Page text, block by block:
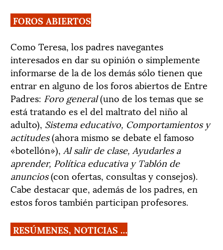
FOROS ABIERTOS
Como Teresa, los padres navegantes
interesados en dar su opinión o simplemente
informarse de la de los demás sólo tienen que
entrar en alguno de los foros abiertos de Entre
Padres: Foro general(uno de los temas que se
está tratando es el del maltrato del niño al
adulto), Sistema educativo, Comportamientos y
actitudes(ahora mismo se debate el famoso
«botellón»), Al salir de clase, Ayudarles a
aprender, Política educativa y Tablón de
anuncios(con ofertas, consultas y consejos).
Cabe destacar que, además de los padres, en
estos foros también participan profesores.
RESÚMENES, NOTICIAS …